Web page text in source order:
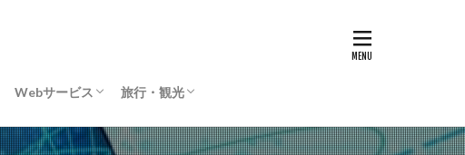
ション
ス
ング
額モビリティサービス
Webサービス
WordPress
アフィリエイト
仮想通貨
旅行・観光
国内旅行
海外旅行